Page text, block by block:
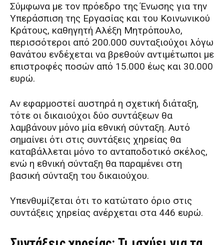
Σύμφωνα με τον πρόεδρο της Ένωσης για την
Υπεράσπιση της Εργασίας και του Κοινωνικού
Κράτους, καθηγητή Αλέξη Μητρόπουλο,
περισσότεροι από 200.000 συνταξιούχοι λόγω
θανάτου ενδέχεται να βρεθούν αντιμέτωποι με
επιστροφές ποσών από 15.000 έως και 30.000
ευρώ.
Αν εφαρμοστεί αυστηρά η σχετική διάταξη,
τότε οι δικαιούχοι δύο συντάξεων θα
λαμβάνουν μόνο μία εθνική σύνταξη. Αυτό
σημαίνει ότι στις συντάξεις χηρείας θα
καταβάλλεται μόνο το ανταποδοτικό σκέλος,
ενώ η εθνική σύνταξη θα παραμένει στη
βασική σύνταξη του δικαιούχου.
Υπενθυμίζεται ότι το κατώτατο όριο στις
συντάξεις χηρείας ανέρχεται στα 446 ευρώ.